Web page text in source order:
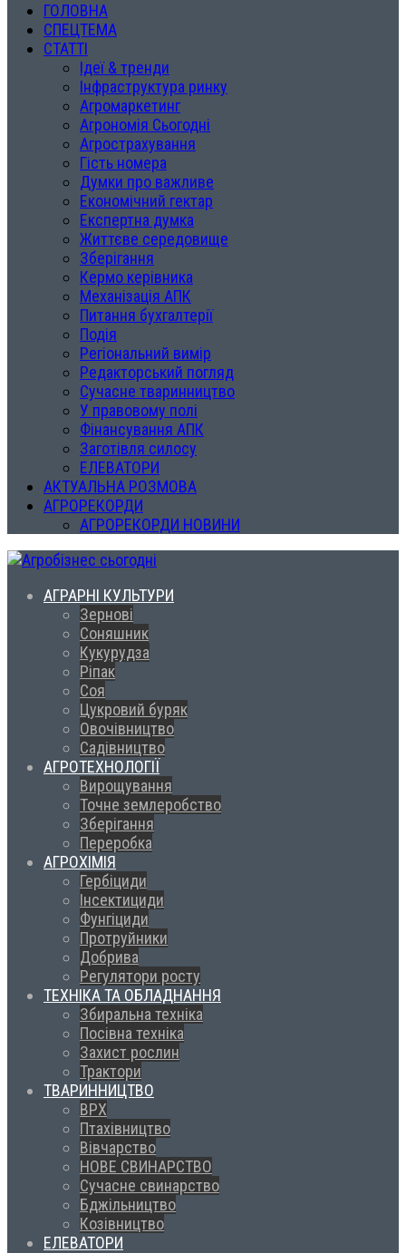
ГОЛОВНА
СПЕЦТЕМА
СТАТТІ
Ідеї & тренди
Інфраструктура ринку
Агромаркетинг
Агрономія Сьогодні
Агрострахування
Гість номера
Думки про важливе
Економічний гектар
Експертна думка
Життєве середовище
Зберігання
Кермо керівника
Механізація АПК
Питання бухгалтерії
Подія
Регіональний вимір
Редакторський погляд
Сучасне тваринництво
У правовому полі
Фінансування АПК
Заготівля силосу
ЕЛЕВАТОРИ
АКТУАЛЬНА РОЗМОВА
АГРОРЕКОРДИ
АГРОРЕКОРДИ НОВИНИ
АГРАРНІ КУЛЬТУРИ
Зернові
Соняшник
Кукурудза
Ріпак
Соя
Цукровий буряк
Овочівництво
Садівництво
АГРОТЕХНОЛОГІЇ
Вирощування
Точне землеробство
Зберігання
Переробка
АГРОХІМІЯ
Гербіциди
Інсектициди
Фунгіциди
Протруйники
Добрива
Регулятори росту
ТЕХНІКА ТА ОБЛАДНАННЯ
Збиральна техніка
Посівна техніка
Захист рослин
Трактори
ТВАРИННИЦТВО
ВРХ
Птахівництво
Вівчарство
НОВЕ СВИНАРСТВО
Сучасне свинарство
Бджільництво
Козівництво
ЕЛЕВАТОРИ